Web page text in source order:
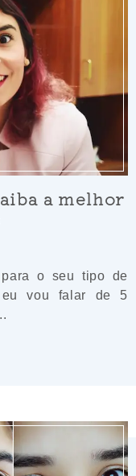
a melhor
o seu tipo de
vou falar de 5